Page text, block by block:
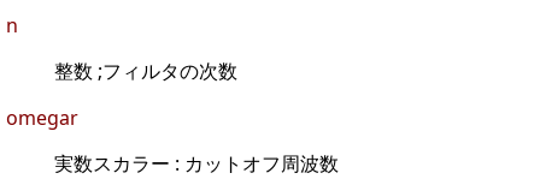
n
整数 ;フィルタの次数
omegar
実数スカラー : カットオフ周波数